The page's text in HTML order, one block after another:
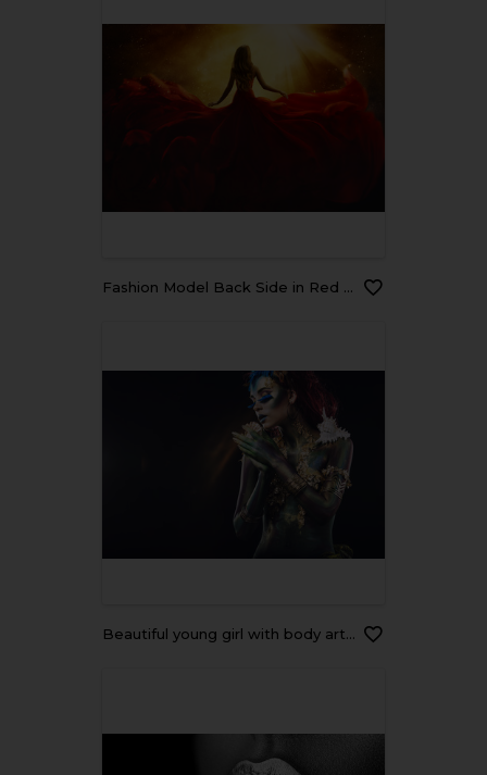
Fashion Model Back Side in Red Flying Dress, Woman Rear View, Gown Fabric Fly on Wind, Beautiful Girl Looking to Light
Beautiful young girl with body art in an fantasy style